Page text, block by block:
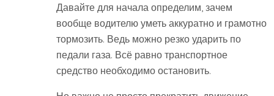
Давайте для начала определим, зачем
вообще водителю уметь аккуратно и грамотно
тормозить. Ведь можно резко ударить по
педали газа. Всё равно транспортное
средство необходимо остановить.